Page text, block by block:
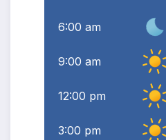
6:00 am
9:00 am
12:00 pm
3:00 pm